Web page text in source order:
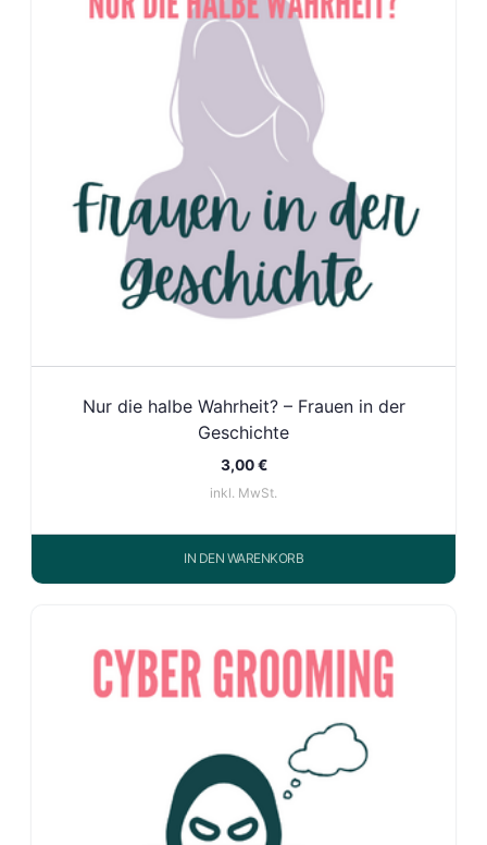
Nur die halbe Wahrheit? – Frauen in der
Geschichte
3,00€
inkl. MwSt.
IN DEN WARENKORB